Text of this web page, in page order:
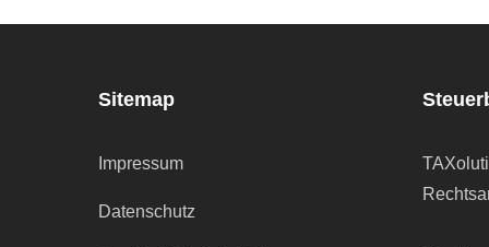
Sitemap
Impressum
Datenschutz